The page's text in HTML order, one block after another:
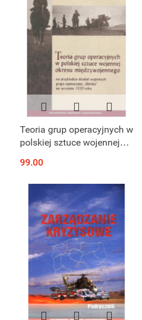
Teoria grup operacyjnych w
polskiej sztuce wojennej
na przykładzie działań
wojennych grupy
operacyjnej...
99.00